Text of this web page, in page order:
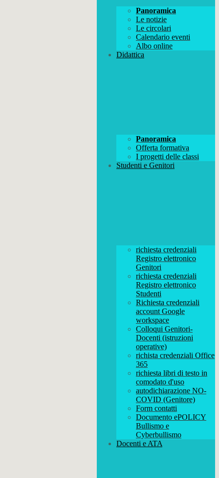
Panoramica
Le notizie
Le circolari
Calendario eventi
Albo online
Didattica
Panoramica
Offerta formativa
I progetti delle classi
Studenti e Genitori
richiesta credenziali
Registro elettronico
Genitori
richiesta credenziali
Registro elettronico
Studenti
Richiesta credenziali
account Google
workspace
Colloqui Genitori-
Docenti (istruzioni
operative)
richista credenziali Office
365
richiesta libri di testo in
comodato d'uso
autodichiarazione NO-
COVID (Genitore)
Form contatti
Documento ePOLICY
Bullismo e
Cyberbullismo
Docenti e ATA